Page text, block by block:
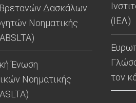
Δασκάλων
Νοηματικής
Ένωση
Νοηματικής
(ΙΕΛ)
τον